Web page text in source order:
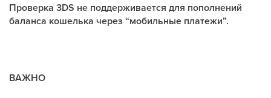
Проверка 3DS не поддерживается для пополнений
баланса кошелька через “мобильные платежи”.
ВАЖНО